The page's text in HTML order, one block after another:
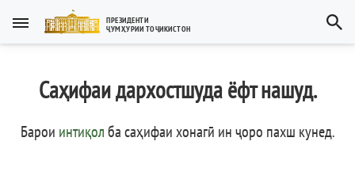
ПРЕЗИДЕНТИ
ҶУМҲУРИИ ТОҶИКИСТОН
Тоҷикӣ
Тоҷикӣ
English
العربية
Тоҷикистон
Рамзҳои давлатӣ
Саҳифаи дархостшуда ёфт нашуд.
Барои интиқолба саҳифаи хонагӣ ин ҷоро пахш кунед.